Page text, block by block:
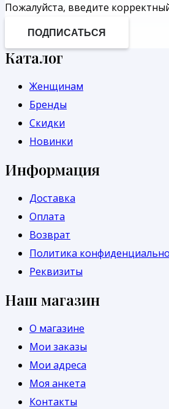
Пожалуйста, введите
ПОДПИСАТЬСЯ
Каталог
Женщинам
Бренды
Скидки
Новинки
Информация
Доставка
Оплата
Возврат
Политика
Реквизиты
Наш магазин
О магазине
Мои заказы
Мои адреса
Моя анкета
Контакты